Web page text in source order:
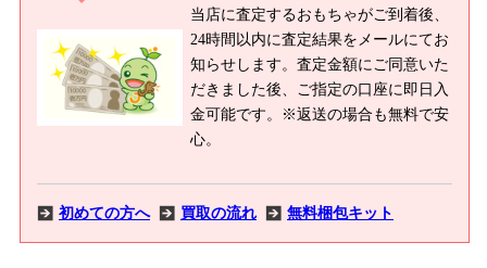
当店に査定するおもちゃがご到着後、
24時間以内に査定結果をメールにてお
知らせします。査定金額にご同意いた
だきました後、ご指定の口座に即日入
金可能です。※返送の場合も無料で安
心。
初めての方へ 買取の流れ 無料梱包キット